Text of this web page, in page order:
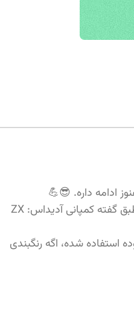
نسخه های متفاوت این سری چندین سال جزو محبوب ترین کفش های سال انتخاب شده مثل ZX 8000 و ZX 9000 که در سال های ۱۹۸۸ و ۱۹۸۹ تولید میشدن طبق گفته کمپانی آدیداس: ZX
که در فروشگاه کتونی استور موجوده استفاده شده، اگه رنگبندی